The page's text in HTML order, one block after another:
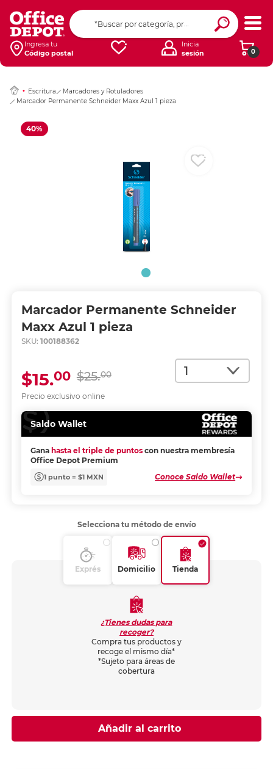
Ingresa tu
Código postal
0
Inicia
sesión
Escritura
Marcadores y Rotuladores
Marcador Permanente Schneider Maxx Azul 1 pieza
40%
Marcador Permanente Schneider
Maxx Azul 1 pieza
SKU: 100188362
Cantidad
Precio exclusivo online
$25.00
$15.00
Saldo Wallet
Gana hasta el triple de puntos con nuestra membresía
Office Depot Premium
1 punto = $1 MXN Conoce Saldo Wallet
Ingresar Codigo
Selecciona tu método de envío
Exprés Domicilio Tienda
¿Tienes dudas para
recoger?
Compra tus productos y
recoge el mismo día*
*Sujeto para áreas de
cobertura
Añadir al carrito